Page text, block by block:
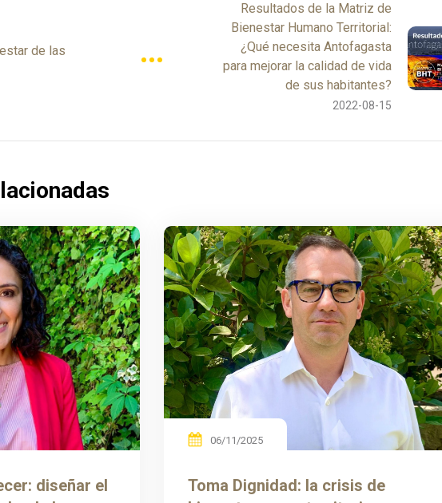
de las
Resultados de la Matriz de
Bienestar Humano Territorial:
¿Qué necesita Antofagasta
para mejorar la calidad de vida
de sus habitantes?
2022-08-15
diseñar el
06/11/2025
Toma Dignidad: la crisis de